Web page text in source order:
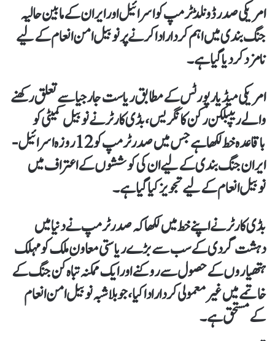
امریکی صدر ڈونلڈ ٹرمپ کو اسرائیل اور ایران کے مابین حالیہ
جنگ بندی میں اہم کردار ادا کرنے پر نوبیل امن انعام کےلیے
نامزد کر دیا گیا ہے۔
امریکی میڈیا رپورٹس کےمطابق ریاست جارجیا سے تعلق رکھنے
والے ریپبلکن رکن کانگریس، بڈی کارٹر نے نوبیل کمیٹی کو
باقاعدہ خط لکھا ہے جس میں صدر ٹرمپ کو 12 روزہ اسرائیل-
ایران جنگ بندی کےلیے ان کی کوششوں کے اعتراف میں
نوبیل انعام کےلیے تجویز کیا گیا ہے۔
بڈی کارٹر نے اپنے خط میں لکھاکہ صدر ٹرمپ نے دنیا میں
دہشت گردی کے سب سے بڑے ریاستی معاون ملک کو مہلک
ہتھیاروں کے حصول سے روکنے اور ایک ممکنہ تباہ کن جنگ کے
خاتمے میں غیر معمولی کردار ادا کیا،جو بلاشبہ نوبیل امن انعام
کے مستحق ہے۔